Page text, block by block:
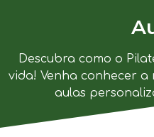
Descubra como o
vida! Venha conhecer a
aulas